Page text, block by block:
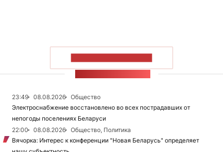
23:49 08.08.2026
Общество
Электроснабжение восстановлено во всех пострадавших от
непогоды поселениях Беларуси
22:00
08.08.2026
Общество, Политика
Вячорка: Интерес к конференции "Новая Беларусь" определяет